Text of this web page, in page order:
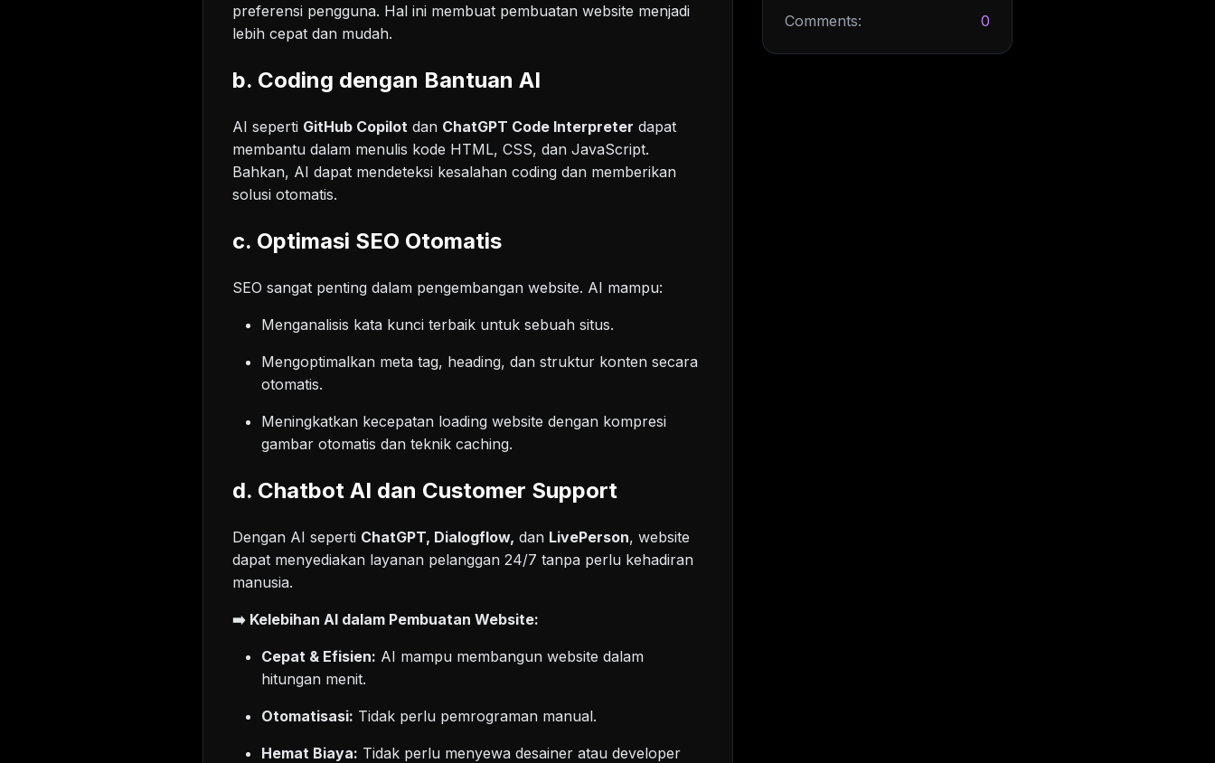
preferensi pengguna. Hal ini membuat pembuatan website menjadi
lebih cepat dan mudah.
b. Coding dengan Bantuan AI
AI seperti GitHub Copilot dan ChatGPT Code Interpreter dapat
membantu dalam menulis kode HTML, CSS, dan JavaScript.
Bahkan, AI dapat mendeteksi kesalahan coding dan memberikan
solusi otomatis.
c. Optimasi SEO Otomatis
SEO sangat penting dalam pengembangan website. AI mampu:
Menganalisis kata kunci terbaik untuk sebuah situs.
Mengoptimalkan meta tag, heading, dan struktur konten secara
otomatis.
Meningkatkan kecepatan loading website dengan kompresi
gambar otomatis dan teknik caching.
d. Chatbot AI dan Customer Support
Dengan AI seperti ChatGPT, Dialogflow, dan LivePerson, website
dapat menyediakan layanan pelanggan 24/7 tanpa perlu kehadiran
manusia.
➡️ Kelebihan AI dalam Pembuatan Website:
Cepat & Efisien: AI mampu membangun website dalam
hitungan menit.
Otomatisasi: Tidak perlu pemrograman manual.
Hemat Biaya: Tidak perlu menyewa desainer atau developer
Comments:
0